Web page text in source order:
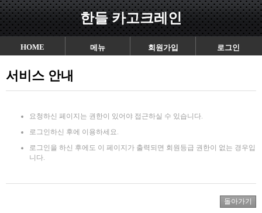
한들 카고크레인
HOME 메뉴 회원가입 로그인
서비스 안내
요청하신 페이지는 권한이 있어야 접근하실 수 있습니다.
로그인하신 후에 이용하세요.
로그인을 하신 후에도 이 페이지가 출력되면 회원등급 권한이 없는 경우입
니다.